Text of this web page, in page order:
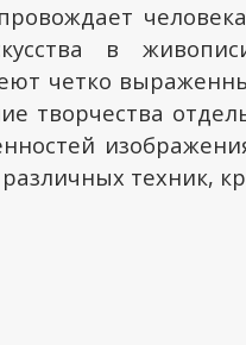
в
четко
творчества
техник,